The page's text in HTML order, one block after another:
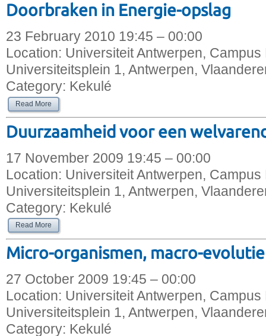
Doorbraken in Energie-opslag
23 February 2010 19:45 – 00:00
Location: Universiteit Antwerpen, Campus
Universiteitsplein 1, Antwerpen,
Category: Kekulé
Read More
Duurzaamheid voor een
17 November 2009 19:45 – 00:00
Location: Universiteit Antwerpen, Campus
Universiteitsplein 1, Antwerpen,
Category: Kekulé
Read More
Micro-organismen, macro-evolutie
27 October 2009 19:45 – 00:00
Location: Universiteit Antwerpen, Campus
Universiteitsplein 1, Antwerpen,
Category: Kekulé